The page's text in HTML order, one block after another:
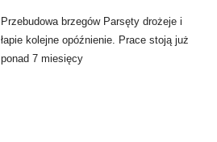
Przebudowa brzegów Parsęty drożeje i
łapie kolejne opóźnienie. Prace stoją już
ponad 7 miesięcy